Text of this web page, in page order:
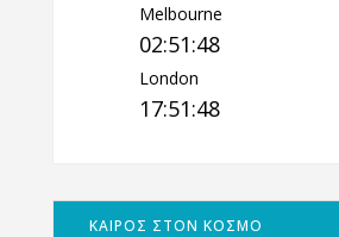
Melbourne
02:51:49
London
17:51:49
ΚΑΙΡΟΣ ΣΤΟΝ ΚΟΣΜΟ